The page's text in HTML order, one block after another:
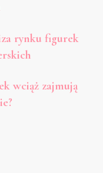
rynku figurek
wciąż zajmują